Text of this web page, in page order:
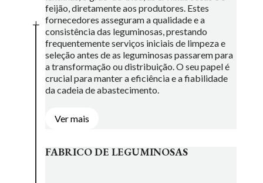
L
feijão, diretamente aos produtores. Estes
fornecedores asseguram a qualidade e a
consistência das leguminosas, prestando
frequentemente serviços iniciais de limpeza e
seleção antes de as leguminosas passarem para
a transformação ou distribuição. O seu papel é
crucial para manter a eficiência e a fiabilidade
da cadeia de abastecimento.
Ver mais
FABRICO DE LEGUMINOSAS